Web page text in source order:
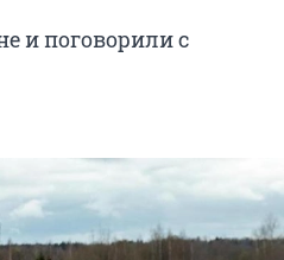
и поговорили с